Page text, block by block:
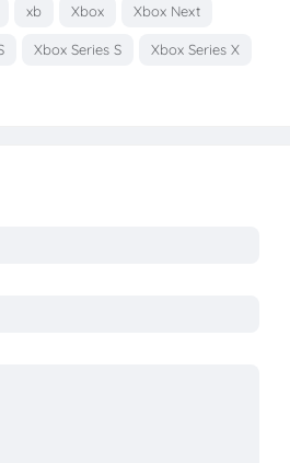
xb Xbox Xbox Next
Xbox Series S Xbox Series X